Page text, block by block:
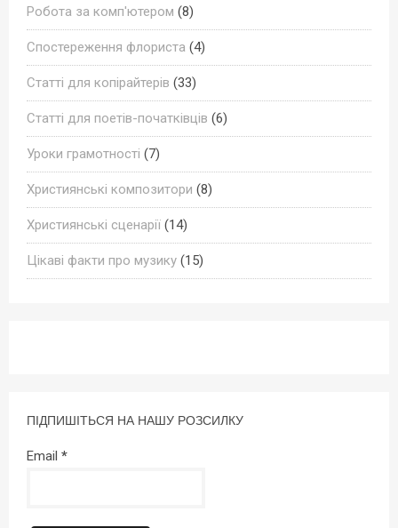
Робота за комп'ютером (8)
Спостереження флориста (4)
Статті для копірайтерів (33)
Статті для поетів-початківців (6)
Уроки грамотності (7)
Християнські композитори (8)
Християнські сценарії (14)
Цікаві факти про музику (15)
ПІДПИШІТЬСЯ НА НАШУ РОЗСИЛКУ
Email *